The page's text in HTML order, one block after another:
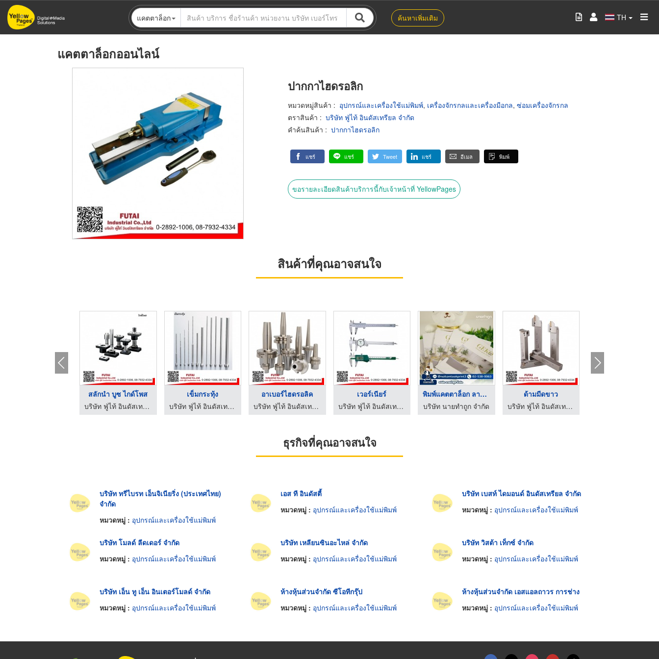
ข้าม
ไป
แคตตาล็อก ค้นหาเพิ่มเติม TH
แคตตาล็อกออนไลน์
ปากกาไฮดรอลิก
หมวดหมู่สินค้า : อุปกรณ์และเครื่องใช้แม่พิมพ์, เครื่องจักรกลและเครื่องมือกล, ซ่อมเครื่องจักรกล
ตราสินค้า : บริษัท ฟู่ไท้ อินดัสเทรียล จำกัด
คำค้นสินค้า : ปากกาไฮดรอลิก
แชร์ แชร์ Tweet แชร์ อีเมล พิมพ์
ขอรายละเอียดสินค้าบริการนี้กับเจ้าหน้าที่ YellowPages
สินค้าที่คุณอาจสนใจ
สลักนำ บูซ ไกด์โพส
บริษัท ฟู่ไท้ อินดัสเทรียล จำกัด
เข็มกระทุ้ง
บริษัท ฟู่ไท้ อินดัสเทรียล จำกัด
อาเบอร์ไฮดรอลิค
บริษัท ฟู่ไท้ อินดัสเทรียล จำกัด
เวอร์เนียร์
บริษัท ฟู่ไท้ อินดัสเทรียล จำกัด
พิมพ์แคตตาล็อก ลาดพร ...
บริษัท นายทำถูก จำกัด
ด้ามมีดขาว
บริษัท ฟู่ไท้ อินดัสเทรียล จำกัด
ธุรกิจที่คุณอาจสนใจ
บริษัท ทรีไบรท เอ็นจิเนียริ่ง (ประเทศไทย)
จำกัด
หมวดหมู่ : อุปกรณ์และเครื่องใช้แม่พิมพ์
เอส ที อินดัสตี้
หมวดหมู่ : อุปกรณ์และเครื่องใช้แม่พิมพ์
บริษัท เบสท์ ไดมอนด์ อินดัสเทรียล จำกัด
หมวดหมู่ : อุปกรณ์และเครื่องใช้แม่พิมพ์
บริษัท โมลด์ ลีดเดอร์ จำกัด
หมวดหมู่ : อุปกรณ์และเครื่องใช้แม่พิมพ์
บริษัท เหลียนซินอะไหล่ จำกัด
หมวดหมู่ : อุปกรณ์และเครื่องใช้แม่พิมพ์
บริษัท วิสต้า เท็กซ์ จำกัด
หมวดหมู่ : อุปกรณ์และเครื่องใช้แม่พิมพ์
บริษัท เอ็น ทู เอ็น อินเตอร์โมลด์ จำกัด
หมวดหมู่ : อุปกรณ์และเครื่องใช้แม่พิมพ์
ห้างหุ้นส่วนจำกัด ซีโอทีกรุ๊ป
หมวดหมู่ : อุปกรณ์และเครื่องใช้แม่พิมพ์
ห้างหุ้นส่วนจำกัด เอสแอลถาวร การช่าง
หมวดหมู่ : อุปกรณ์และเครื่องใช้แม่พิมพ์